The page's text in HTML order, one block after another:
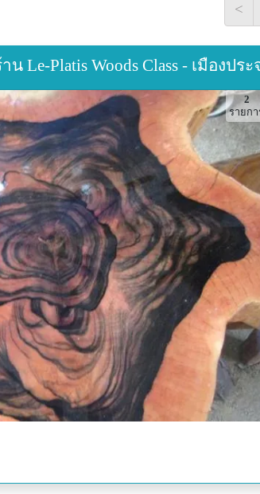
<
น Le-Platis Woods Class - เมืองป
2
รายกา